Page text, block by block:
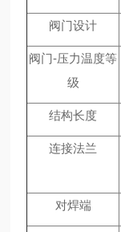
阀门设计
阀门-压力温度等
级
结构长度
连接法兰
对焊端